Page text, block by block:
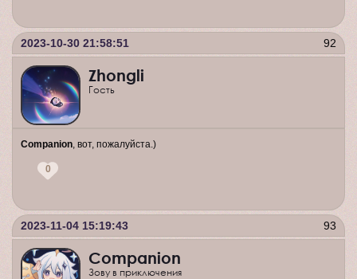
92
2023-10-30 21:58:51
Zhongli
Гость
Companion, вот, пожалуйста.)
0
93
2023-11-04 15:19:43
Companion
Зову в приключения